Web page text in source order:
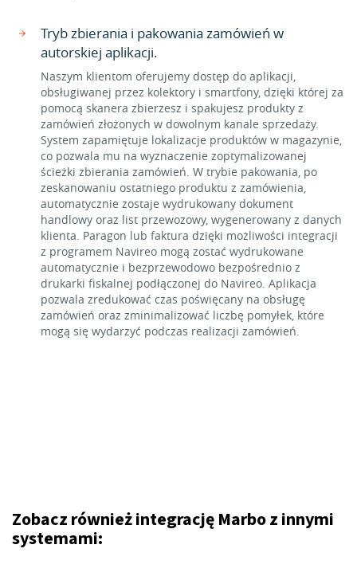
Tryb zbierania i pakowania zamówień w
autorskiej aplikacji.
Naszym klientom oferujemy dostęp do aplikacji,
obsługiwanej przez kolektory i smartfony, dzięki której za
pomocą skanera zbierzesz i spakujesz produkty z
zamówień złożonych w dowolnym kanale sprzedaży.
System zapamiętuje lokalizacje produktów w magazynie,
co pozwala mu na wyznaczenie zoptymalizowanej
ścieżki zbierania zamówień. W trybie pakowania, po
zeskanowaniu ostatniego produktu z zamówienia,
automatycznie zostaje wydrukowany dokument
handlowy oraz list przewozowy, wygenerowany z danych
klienta. Paragon lub faktura dzięki możliwości integracji
z programem Navireo mogą zostać wydrukowane
automatycznie i bezprzewodowo bezpośrednio z
drukarki fiskalnej podłączonej do Navireo. Aplikacja
pozwala zredukować czas poświęcany na obsługę
zamówień oraz zminimalizować liczbę pomyłek, które
mogą się wydarzyć podczas realizacji zamówień.
Zobacz również integrację Marbo z innymi
systemami: